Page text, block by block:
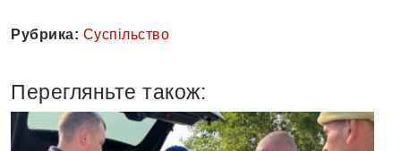
Рубрика: Суспільство
Перегляньте також: